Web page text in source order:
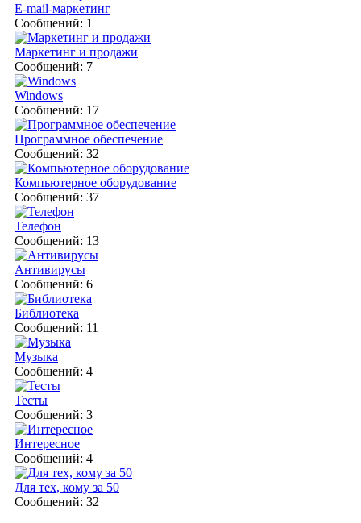
E-mail-маркетинг
Сообщений: 1
Маркетинг и продажи
Сообщений: 7
Windows
Сообщений: 17
Программное обеспечение
Сообщений: 32
Компьютерное оборудование
Сообщений: 37
Телефон
Сообщений: 13
Антивирусы
Сообщений: 6
Библиотека
Сообщений: 11
Музыка
Сообщений: 4
Тесты
Сообщений: 3
Интересное
Сообщений: 4
Для тех, кому за 50
Сообщений: 32